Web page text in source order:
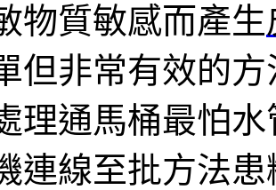
物質敏感而產生
但非常有效的方
理通馬桶最怕
連線至批方法